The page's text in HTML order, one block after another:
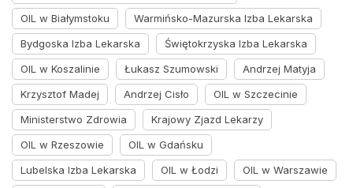
OIL w Białymstoku
Warmińsko-Mazurska Izba Lekarska
Bydgoska Izba Lekarska
Świętokrzyska Izba Lekarska
OIL w Koszalinie
Łukasz Szumowski
Andrzej Matyja
Krzysztof Madej
Andrzej Cisło
OIL w Szczecinie
Ministerstwo Zdrowia
Krajowy Zjazd Lekarzy
OIL w Rzeszowie
OIL w Gdańsku
Lubelska Izba Lekarska
OIL w Łodzi
OIL w Warszawie